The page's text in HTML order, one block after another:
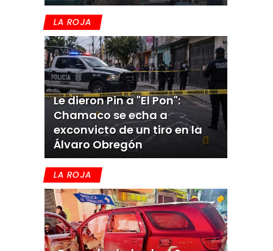
LA ROJA
Le dieron Pin a "El Pon":
Chamaco se echa a
exconvicto de un tiro en la
Álvaro Obregón
LA ROJA